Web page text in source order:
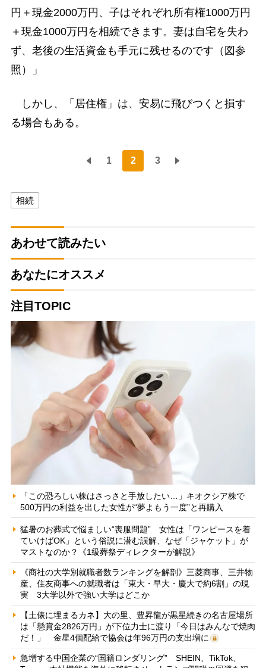
円＋現金2000万円、子はそれぞれ所有権1000万円
＋現金1000万円を相続できます。妻は自宅を失わ
ず、老後の生活資金も手元に残せるのです（図参
照）」
しかし、「居住権」は、安易に飛びつくと損す
る場合もある。
1 2 3
相続
あわせて読みたい
あなたにオススメ
注目TOPIC
「この恐ろしい株はさっさと手放したい…」キオクシア株で
500万円の利益を出した女性が“夢よもう一度”と再購入
猛暑のお葬式で悩ましい“喪服問題” 女性は「ワンピースを着
ていけばOK」という俗説に潜む誤解、なぜ「ジャケット」が
マストなのか？《1級葬祭ディレクターが解説》
《商社の大学別就職者数ランキングを解剖》三菱商事、三井物
産、住友商事への就職者は「東大・早大・慶大で約6割」の現
実 3大学以外で強い大学はどこか
【土俵に埋まるカネ】大の里、豊昇龍が黒星続きの名古屋場所
は「懸賞金2826万円」が下位力士に渡り「今日はみんなで焼肉
だ！」 金星4個配給で協会は年96万円の支出増に
急増する中国企業の“国籍ロンダリング” SHEIN、TikTok、